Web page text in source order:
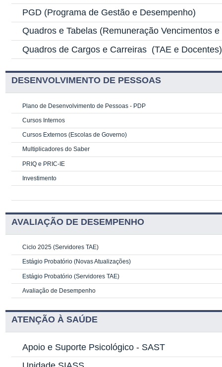
PGD (Programa de Gestão e Desempenho)
Quadros e Tabelas (Remuneração Vencimentos
Quadros de Cargos e Carreiras (TAE e Docentes)
DESENVOLVIMENTO DE PESSOAS
Plano de Desenvolvimento de Pessoas - PDP
Cursos Internos
Cursos Externos (Escolas de Governo)
Multiplicadores do Saber
PRIQ e PRIC-IE
Investimento
AVALIAÇÃO DE DESEMPENHO
Ciclo 2025 (Servidores TAE)
Estágio Probatório (Novas Atualizações)
Estágio Probatório (Servidores TAE)
Avaliação de Desempenho
ATENÇÃO À SAÚDE
Apoio e Suporte Psicológico - SAST